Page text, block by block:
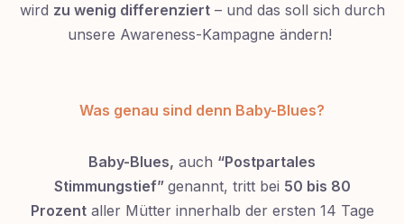
wird zu wenig differenziert– und das soll sich durch
unsere Awareness-Kampagne ändern!
Was genau sind denn Baby-Blues?
Baby-Blues, auch “Postpartales
Stimmungstief” genannt, tritt bei 50 bis 80
Prozentaller Mütter innerhalb der ersten 14 Tage